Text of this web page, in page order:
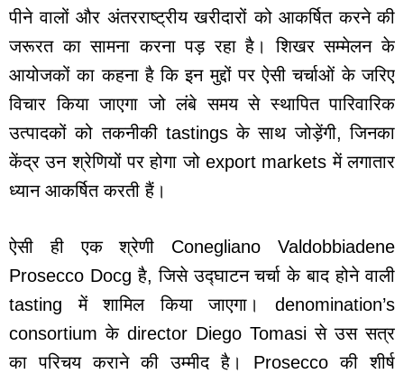
पीने वालों और अंतरराष्ट्रीय खरीदारों को आकर्षित करने की
जरूरत का सामना करना पड़ रहा है। शिखर सम्मेलन के
आयोजकों का कहना है कि इन मुद्दों पर ऐसी चर्चाओं के जरिए
विचार किया जाएगा जो लंबे समय से स्थापित पारिवारिक
उत्पादकों को तकनीकी tastings के साथ जोड़ेंगी, जिनका
केंद्र उन श्रेणियों पर होगा जो export markets में लगातार
ध्यान आकर्षित करती हैं।
ऐसी ही एक श्रेणी Conegliano Valdobbiadene
Prosecco Docg है, जिसे उद्घाटन चर्चा के बाद होने वाली
tasting में शामिल किया जाएगा। denomination’s
consortium के director Diego Tomasi से उस सत्र
का परिचय कराने की उम्मीद है। Prosecco की शीर्ष